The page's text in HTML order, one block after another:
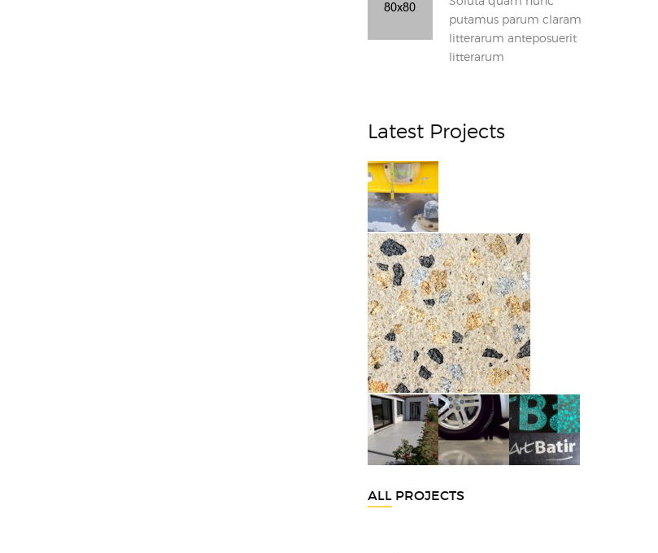
putamus parum claram
litterarum anteposuerit
litterarum
Latest Projects
ALL PROJECTS